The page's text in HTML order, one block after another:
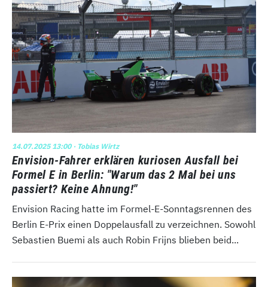
14.07.2025 13:00· Tobias Wirtz
Envision-Fahrer erklären kuriosen Ausfall bei
Formel E in Berlin: "Warum das 2 Mal bei uns
passiert? Keine Ahnung!"
Envision Racing hatte im Formel-E-Sonntagsrennen des
Berlin E-Prix einen Doppelausfall zu verzeichnen. Sowohl
Sebastien Buemi als auch Robin Frijns blieben beid...